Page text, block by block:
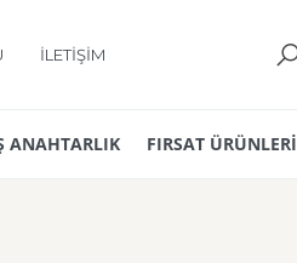
İLETİŞİM
ANAHTARLIK FIRSAT ÜRÜNLERİ